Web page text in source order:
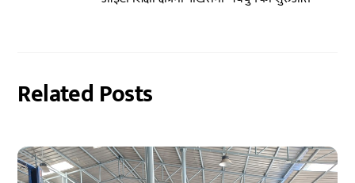
Related Posts